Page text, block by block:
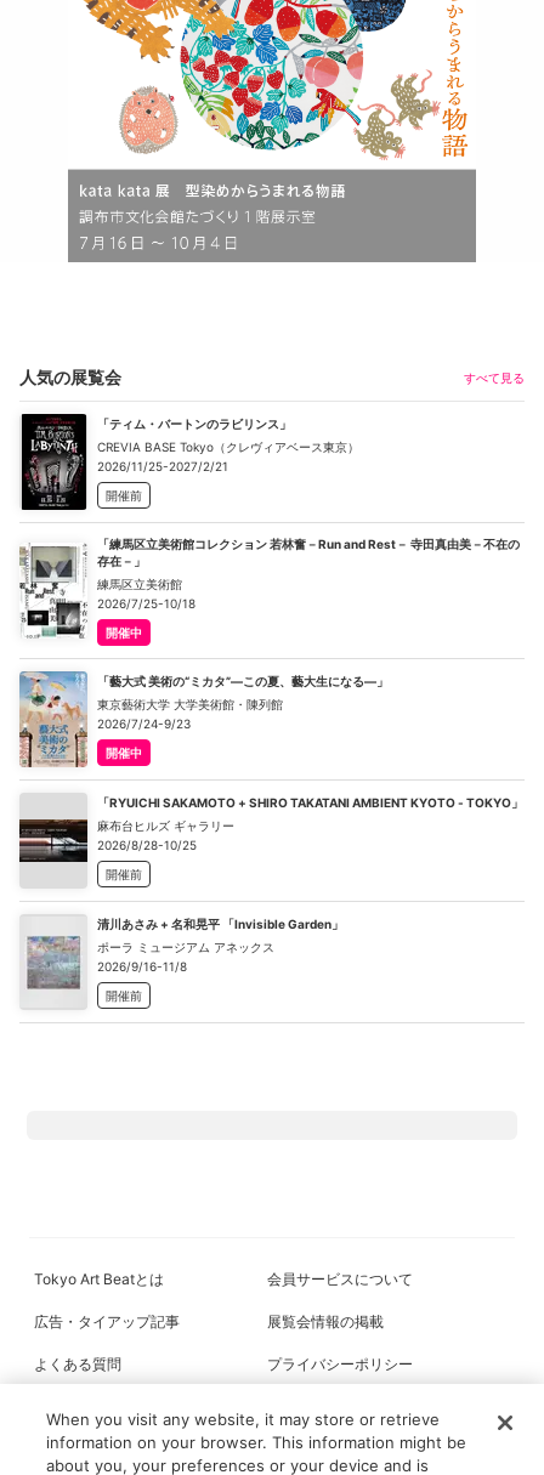
人気の展覧会 すべて見る
「ティム・バートンのラビリンス」
CREVIA BASE Tokyo（クレヴィアベース東京）
2026/11/25-2027/2/21
開催前
「練馬区立美術館コレクション 若林奮－Run and Rest－ 寺田真由美－不在の
存在－」
練馬区立美術館
2026/7/25-10/18
開催中
「藝大式 美術の“ミカタ”―この夏、藝大生になる―」
東京藝術大学 大学美術館・陳列館
2026/7/24-9/23
開催中
「RYUICHI SAKAMOTO + SHIRO TAKATANI AMBIENT KYOTO - TOKYO」
麻布台ヒルズ ギャラリー
2026/8/28-10/25
開催前
清川あさみ + 名和晃平 「Invisible Garden」
ポーラ ミュージアム アネックス
2026/9/16-11/8
開催前
Tokyo Art Beatとは 会員サービスについて
広告・タイアップ記事 展覧会情報の掲載
よくある質問 プライバシーポリシー
When you visit any website, it may store or retrieve
information on your browser. This information might be
about you, your preferences or your device and is